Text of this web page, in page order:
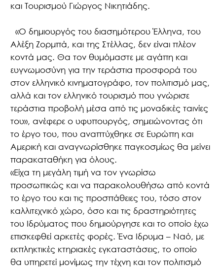
και Τουρισμού Γιώργος Νικητιάδης.
«Ο δημιουργός του διασημότερου Έλληνα, του
Αλέξη Ζορμπά, και της Στέλλας, δεν είναι πλέον
κοντά μας. Θα τον θυμόμαστε με αγάπη και
ευγνωμοσύνη για την τεράστια προσφορά του
στον ελληνικό κινηματογράφο, τον πολιτισμό μας,
αλλά και τον ελληνικό τουρισμό που γνώρισε
τεράστια προβολή μέσα από τις μοναδικές ταινίες
του», ανέφερε ο υφυπουργός, σημειώνοντας ότι
το έργο του, που αναπτύχθηκε σε Ευρώπη και
Αμερική και αναγνωρίσθηκε παγκοσμίως θα μείνει
παρακαταθήκη για όλους.
«Είχα τη μεγάλη τιμή να τον γνωρίσω
προσωπικώς και να παρακολουθήσω από κοντά
το έργο του και τις προσπάθειες του, τόσο στον
καλλιτεχνικό χώρο, όσο και τις δραστηριότητες
του Ιδρύματος που δημιούργησε και το οποίο έχω
επισκεφθεί αρκετές φορές. Ένα Ιδρυμα – Ναό, με
εκπληκτικές κτηριακές εγκαταστάσεις, το οποίο
θα υπηρετεί μονίμως την τέχνη και τον πολιτισμό